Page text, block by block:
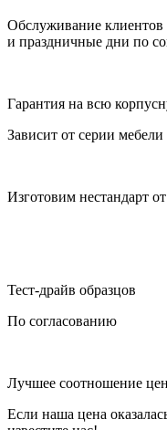
Обслуживание
и праздничные дни по
Гарантия на всю
Зависит от серии мебели
Изготовим нестандарт
Тест-драйв образцов
По согласованию
Лучшее соотношение
Если наша цена